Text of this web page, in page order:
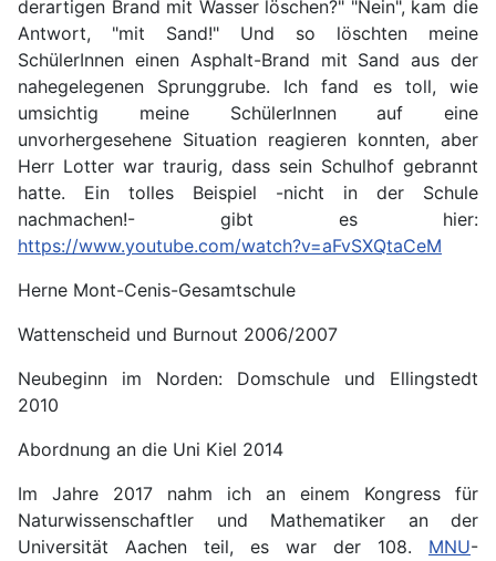
derartigen Brand mit Wasser löschen?" "Nein", kam die
Antwort, "mit Sand!" Und so löschten meine
SchülerInnen einen Asphalt-Brand mit Sand aus der
nahegelegenen Sprunggrube. Ich fand es toll, wie
umsichtig meine SchülerInnen auf eine
unvorhergesehene Situation reagieren konnten, aber
Herr Lotter war traurig, dass sein Schulhof gebrannt
hatte. Ein tolles Beispiel -nicht in der Schule
nachmachen!- gibt es hier:
https://www.youtube.com/watch?v=aFvSXQtaCeM
Herne Mont-Cenis-Gesamtschule
Wattenscheid und Burnout 2006/2007
Neubeginn im Norden: Domschule und Ellingstedt
2010
Abordnung an die Uni Kiel 2014
Im Jahre 2017 nahm ich an einem Kongress für
Naturwissenschaftler und Mathematiker an der
Universität Aachen teil, es war der 108. MNU-